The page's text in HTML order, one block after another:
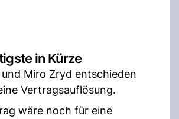
in Kürze
und Miro Zryd entschieden
Vertragsauflösung.
wäre noch für eine